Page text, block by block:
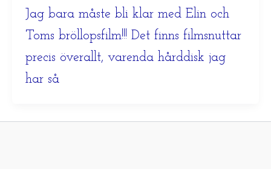
Jag bara måste bli klar med Elin och
Toms bröllopsfilm!!! Det finns filmsnuttar
precis överallt, varenda hårddisk jag
har så